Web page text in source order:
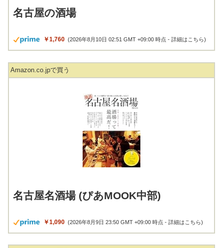
名古屋の酒場
￥1,760 (2026年8月10日 02:51 GMT +09:00 時点 -詳細はこちら)
Amazon.co.jpで買う
名古屋名酒場 (ぴあMOOK中部)
￥1,090 (2026年8月9日 23:50 GMT +09:00 時点 -詳細はこちら)